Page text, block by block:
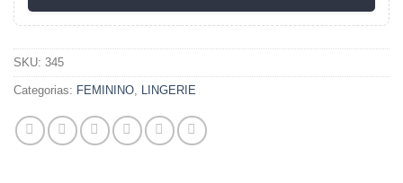
SKU: 345
Categorias: FEMININO, LINGERIE